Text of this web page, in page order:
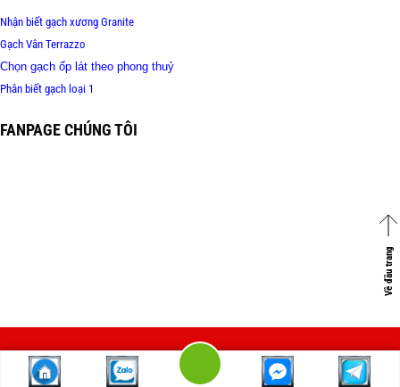
Nhận biết gạch xương Granite
Gạch Vân Terrazzo
Chọn gạch ốp lát theo phong thuỷ
Phân biết gạch loại 1
FANPAGE CHÚNG TÔI
Về đầu trang
Copyright 2026 ©Vinceramic.com